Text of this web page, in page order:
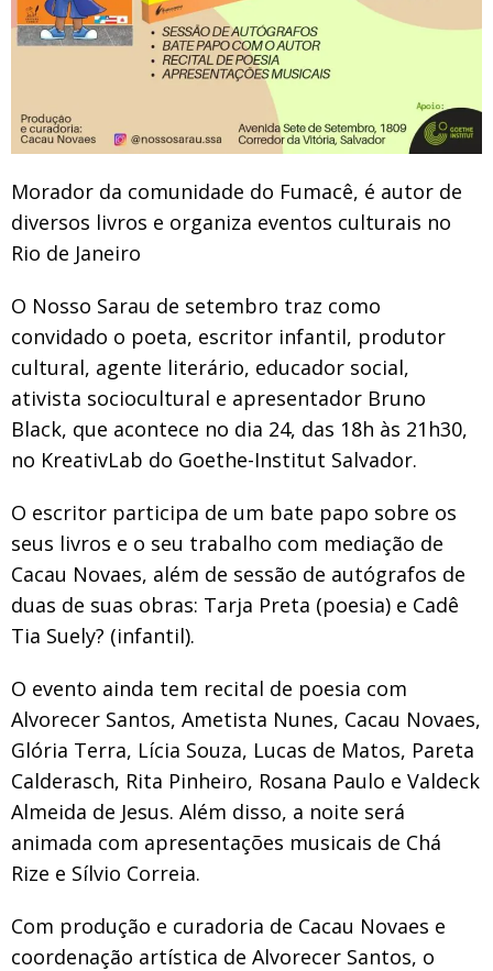
Morador da comunidade do Fumacê, é autor de
diversos livros e organiza eventos culturais no
Rio de Janeiro
O Nosso Sarau de setembro traz como
convidado o poeta, escritor infantil, produtor
cultural, agente literário, educador social,
ativista sociocultural e apresentador Bruno
Black, que acontece no dia 24, das 18h às 21h30,
no KreativLab do Goethe-Institut Salvador.
O escritor participa de um bate papo sobre os
seus livros e o seu trabalho com mediação de
Cacau Novaes, além de sessão de autógrafos de
duas de suas obras: Tarja Preta (poesia) e Cadê
Tia Suely? (infantil).
O evento ainda tem recital de poesia com
Alvorecer Santos, Ametista Nunes, Cacau Novaes,
Glória Terra, Lícia Souza, Lucas de Matos, Pareta
Calderasch, Rita Pinheiro, Rosana Paulo e Valdeck
Almeida de Jesus. Além disso, a noite será
animada com apresentações musicais de Chá
Rize e Sílvio Correia.
Com produção e curadoria de Cacau Novaes e
coordenação artística de Alvorecer Santos, o